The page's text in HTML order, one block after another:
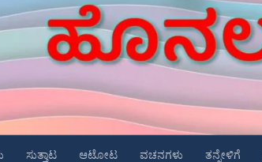
ಸುತ್ತಾಟ ಆಟೋಟ ವಚನಗಳು ತನ್ನೇಳಿಗೆ